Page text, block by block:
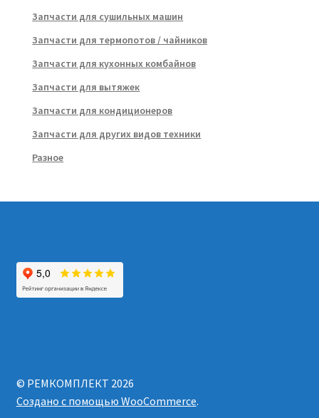
Запчасти для сушильных машин
Запчасти для термопотов / чайников
Запчасти для кухонных комбайнов
Запчасти для вытяжек
Запчасти для кондиционеров
Запчасти для других видов техники
Разное
© РЕМКОМПЛЕКТ 2026
Создано с помощью WooCommerce.